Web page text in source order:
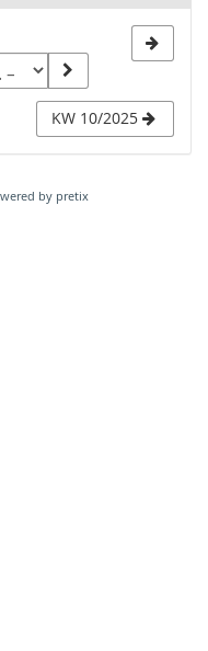
KW 10/2025
by pretix